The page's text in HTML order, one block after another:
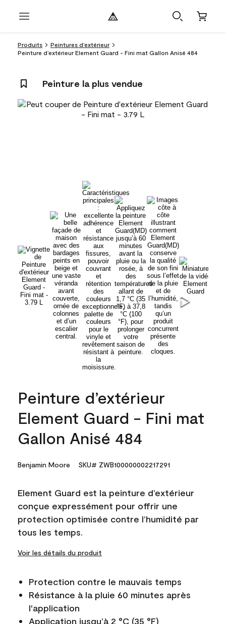
Produits
Peintures d’extérieur
Peinture d’extérieur Element Guard - Fini mat Gallon Anisé 484
Peinture la plus vendue
Peinture d’extérieur
Element Guard - Fini mat
Gallon Anisé 484
Benjamin Moore SKU# ZWB100000002217291
Element Guard est la peinture d’extérieur
conçue expressément pour offrir une
protection optimisée contre l’humidité par
tous les temps.
Voir les détails du produit
Protection contre le mauvais temps
Résistance à la pluie 60 minutes après
l'application
Application jusqu’à 2 °C (35 °F)